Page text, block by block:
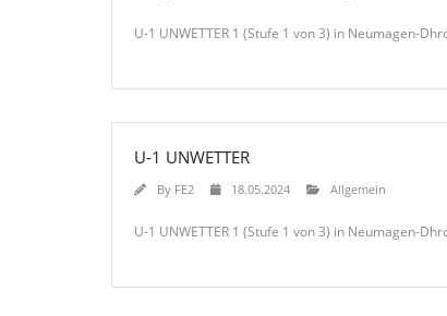
U-1 UNWETTER 1 (Stufe 1 von 3) in Neumagen-
U-1 UNWETTER
By FE2 18.05.2024 Allgemein
U-1 UNWETTER 1 (Stufe 1 von 3) in Neumagen-